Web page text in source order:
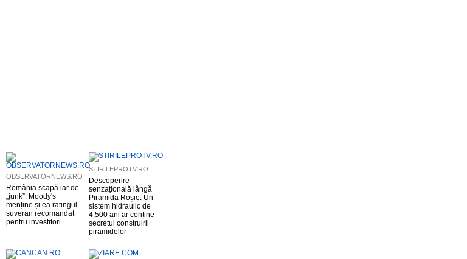
OBSERVATORNEWS.RO
România scapă iar de
„junk”. Moody's
menține și ea ratingul
suveran recomandat
pentru investitori
STIRILEPROTV.RO
Descoperire
senzațională lângă
Piramida Roșie: Un
sistem hidraulic de
4.500 ani ar conține
secretul construirii
piramidelor